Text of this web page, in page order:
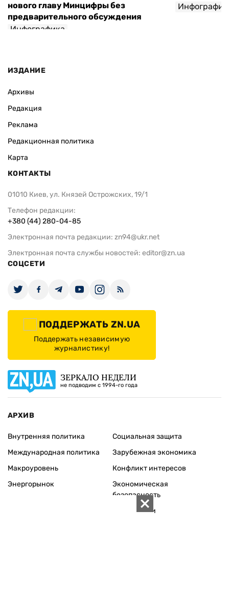
нового главу Минцифры без
предварительного обсуждения
Инфографика
ИЗДАНИЕ
Архивы
Редакция
Реклама
Редакционная политика
Карта
КОНТАКТЫ
01010 Киев, ул. Князей Острожских, 19/1
Телефон редакции:
+380 (44) 280-04-85
Электронная почта редакции: zn94@ukr.net
Электронная почта службы новостей: editor@zn.ua
СОЦСЕТИ
ПОДДЕРЖАТЬ ZN.UA
Поддержать независимую
журналистику!
ЗЕРКАЛО НЕДЕЛИ
не подводим с 1994-го года
АРХИВ
Внутренняя политика
Международная политика
Макроуровень
Энергорынок
Социальная защита
Зарубежная экономика
Конфликт интересов
Экономическая
безопасность
Персоналии